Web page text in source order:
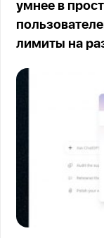
умнее в
лимиты на